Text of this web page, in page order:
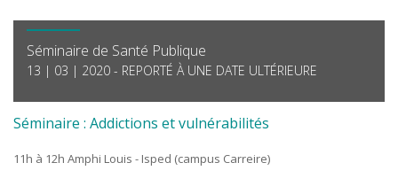
Séminaire de Santé Publique
13 | 03 | 2020 - REPORTÉ À UNE DATE ULTÉRIEURE
Séminaire : Addictions et vulnérabilités
11h à 12h Amphi Louis - Isped (campus Carreire)